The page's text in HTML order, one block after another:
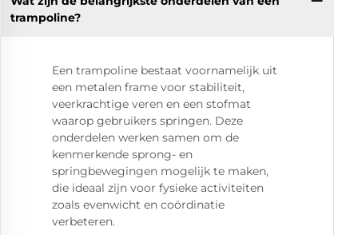
trampoline?
Een trampoline bestaat voornamelijk uit
een metalen frame voor stabiliteit,
veerkrachtige veren en een stofmat
waarop gebruikers springen. Deze
onderdelen werken samen om de
kenmerkende sprong- en
springbewegingen mogelijk te maken,
die ideaal zijn voor fysieke activiteiten
zoals evenwicht en coördinatie
verbeteren.